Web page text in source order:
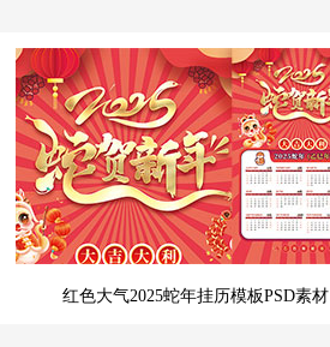
红色大气2025蛇年挂历模板PSD素材